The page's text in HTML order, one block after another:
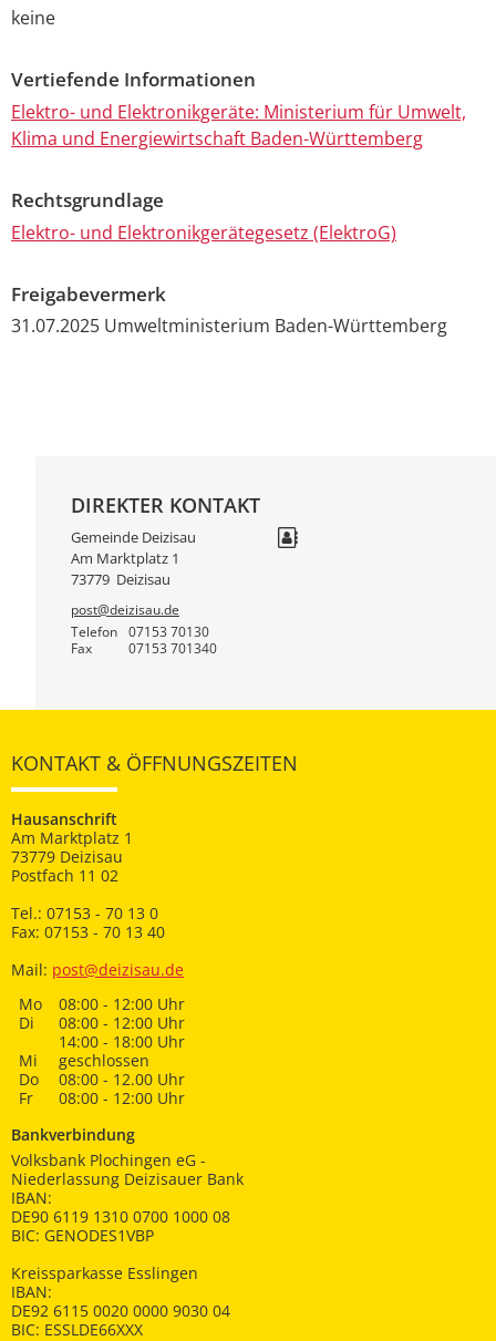
keine
Vertiefende Informationen
Elektro- und Elektronikgeräte: Ministerium für Umwelt,
Klima und Energiewirtschaft Baden-Württemberg
Rechtsgrundlage
Elektro- und Elektronikgerätegesetz (ElektroG)
Freigabevermerk
31.07.2025 Umweltministerium Baden-Württemberg
DIREKTER KONTAKT
Gemeinde Deizisau
Am Marktplatz 1
73779 Deizisau
post@deizisau.de
Telefon
07153 70130
Fax 07153 701340
KONTAKT & ÖFFNUNGSZEITEN
Hausanschrift
Am Marktplatz 1
73779 Deizisau
Postfach 11 02
Tel.: 07153 - 70 13 0
Fax: 07153 - 70 13 40
Mail: post@deizisau.de
Mo
08:00 - 12:00 Uhr
Di
08:00 - 12:00 Uhr
14:00 - 18:00 Uhr
Mi
geschlossen
Do
08:00 - 12.00 Uhr
Fr
08:00 - 12:00 Uhr
Bankverbindung
Volksbank Plochingen eG -
Niederlassung Deizisauer Bank
IBAN:
DE90 6119 1310 0700 1000 08
BIC: GENODES1VBP
Kreissparkasse Esslingen
IBAN:
DE92 6115 0020 0000 9030 04
BIC: ESSLDE66XXX